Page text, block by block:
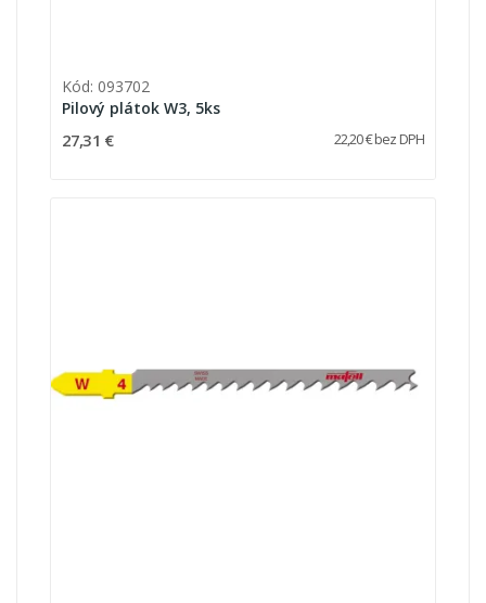
Kód: 093702
Pilový plátok W3, 5ks
27,31 € 22,20 € bez DPH